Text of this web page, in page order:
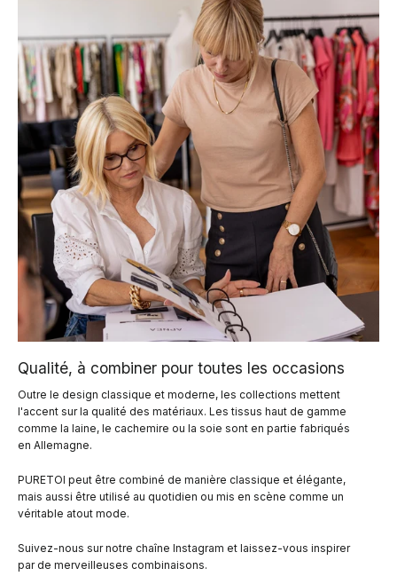
Qualité, à combiner pour toutes les occasions
Outre le design classique et moderne, les collections mettent
l'accent sur la qualité des matériaux. Les tissus haut de gamme
comme la laine, le cachemire ou la soie sont en partie fabriqués
en Allemagne.
PURETOI peut être combiné de manière classique et élégante,
mais aussi être utilisé au quotidien ou mis en scène comme un
véritable atout mode.
Suivez-nous sur notre chaîne Instagram et laissez-vous inspirer
par de merveilleuses combinaisons.